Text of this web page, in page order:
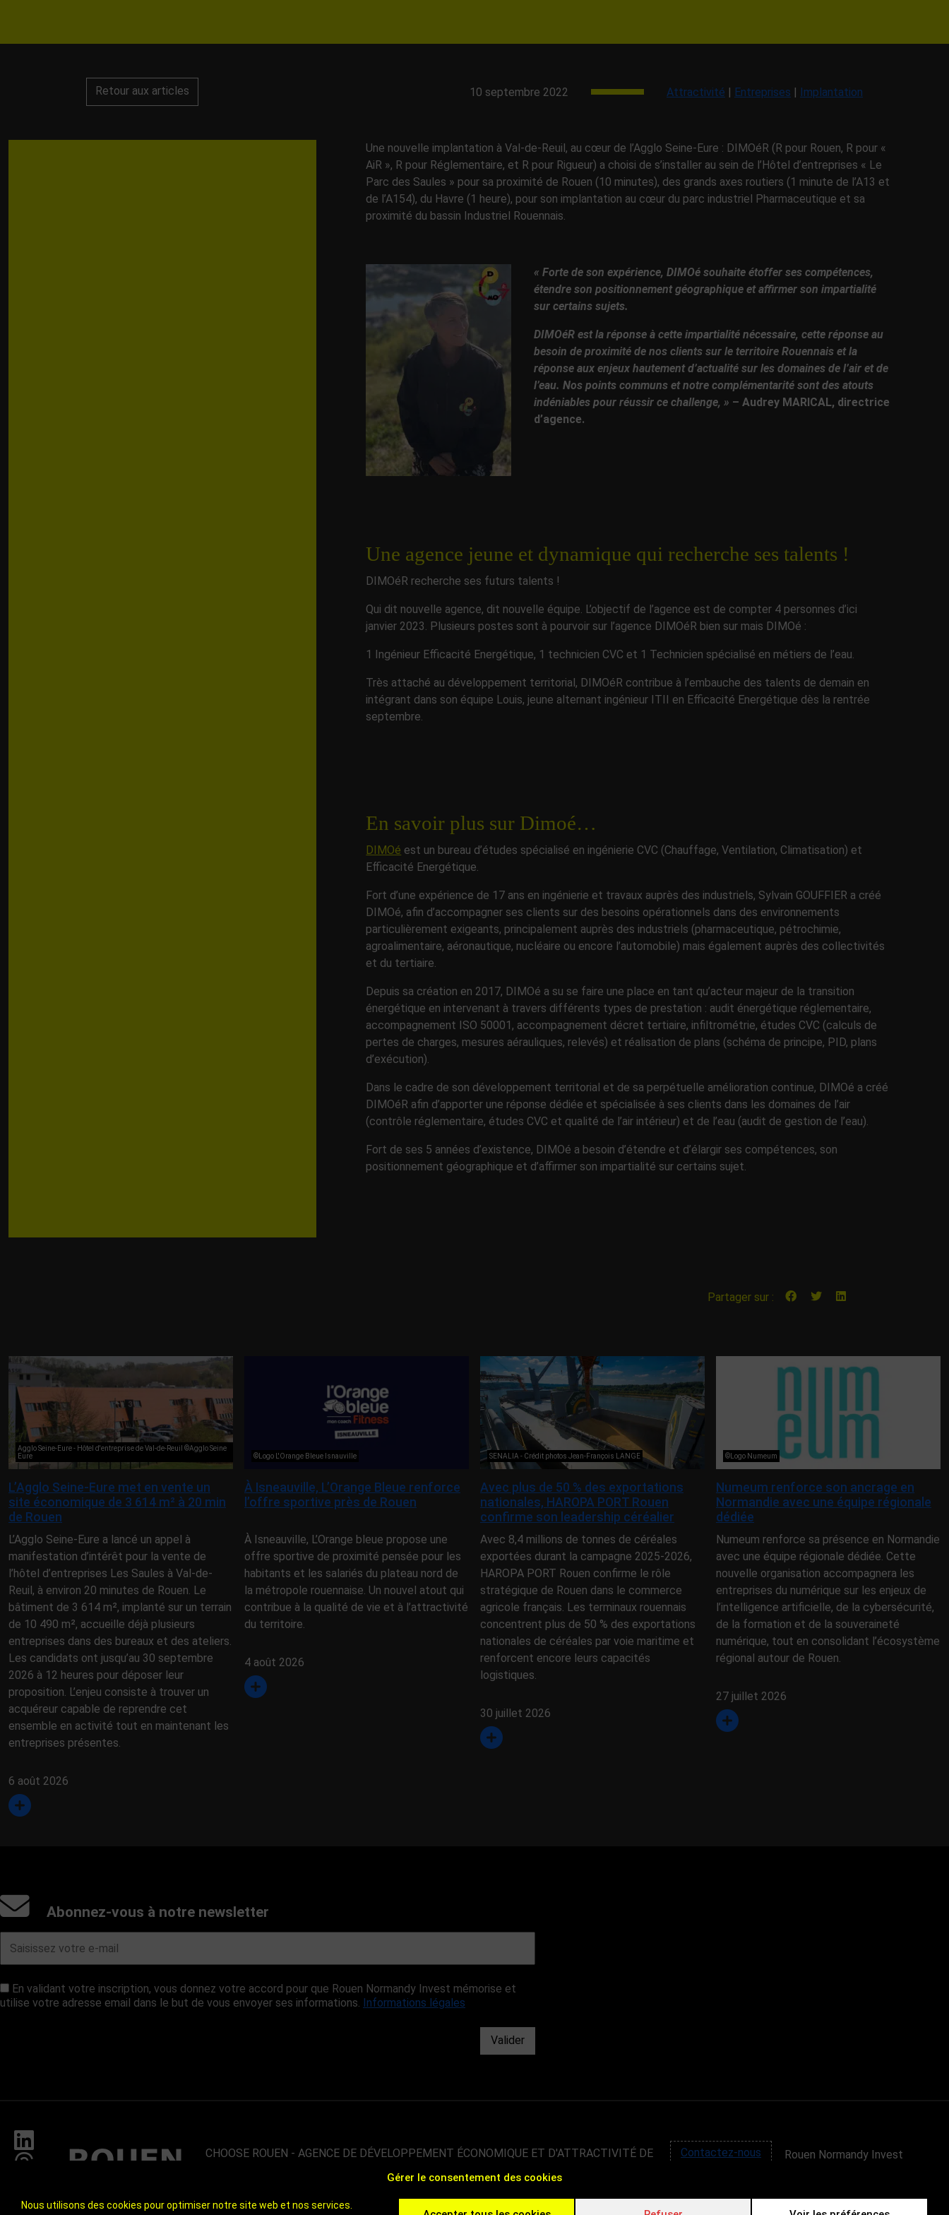
Gérer le consentement des cookies
Nous utilisons des cookies pour optimiser notre site web et nos services.
Retour aux articles 10 septembre 2022 Attractivité | Entreprises | Implantation
Une nouvelle implantation à Val-de-Reuil, au cœur de l’Agglo Seine-Eure : DIMOéR (R pour Rouen, R pour «
AiR », R pour Réglementaire, et R pour Rigueur) a choisi de s’installer au sein de l’Hôtel d’entreprises « Le
Parc des Saules » pour sa proximité de Rouen (10 minutes), des grands axes routiers (1 minute de l’A13 et
de l’A154), du Havre (1 heure), pour son implantation au cœur du parc industriel Pharmaceutique et sa
proximité du bassin Industriel Rouennais.
«Forte de son expérience,DIMOé souhaite étoffer ses compétences,
étendre son positionnement géographique et affirmer son impartialité
sur certains sujets.
DIMOéR est la réponse à cette impartialité nécessaire, cette réponse au
besoin de proximité de nos clients sur le territoire Rouennais et la
réponse aux enjeux hautement d’actualité sur les domaines de l’air et de
l’eau. Nos points communs et notre complémentarité sont des atouts
indéniables pour réussir ce challenge,» – Audrey MARICAL, directrice
d’agence.
Une agence jeune et dynamique qui recherche ses talents !
DIMOéR recherche ses futurs talents !
Qui dit nouvelle agence, dit nouvelle équipe. L’objectif de l’agence est de compter 4 personnes d’ici
janvier 2023. Plusieurs postes sont à pourvoir sur l’agence DIMOéR bien sur mais DIMOé :
1 Ingénieur Efficacité Energétique, 1 technicien CVC et 1 Technicien spécialisé en métiers de l’eau.
Très attaché au développement territorial, DIMOéR contribue à l’embauche des talents de demain en
intégrant dans son équipe Louis, jeune alternant ingénieur ITII en Efficacité Energétique dès la rentrée
septembre.
En savoir plus sur Dimoé…
DIMOé est un bureau d’études spécialisé en ingénierie CVC (Chauffage, Ventilation, Climatisation) et
Efficacité Energétique.
Fort d’une expérience de 17 ans en ingénierie et travaux auprès des industriels, Sylvain GOUFFIER a créé
DIMOé, afin d’accompagner ses clients sur des besoins opérationnels dans des environnements
particulièrement exigeants, principalement auprès des industriels (pharmaceutique, pétrochimie,
agroalimentaire, aéronautique, nucléaire ou encore l’automobile) mais également auprès des collectivités
et du tertiaire.
Depuis sa création en 2017, DIMOé a su se faire une place en tant qu’acteur majeur de la transition
énergétique en intervenant à travers différents types de prestation : audit énergétique réglementaire,
accompagnement ISO 50001, accompagnement décret tertiaire, infiltrométrie, études CVC (calculs de
pertes de charges, mesures aérauliques, relevés) et réalisation de plans (schéma de principe, PID, plans
d’exécution).
Dans le cadre de son développement territorial et de sa perpétuelle amélioration continue, DIMOé a créé
DIMOéR afin d’apporter une réponse dédiée et spécialisée à ses clients dans les domaines de l’air
(contrôle réglementaire, études CVC et qualité de l’air intérieur) et de l’eau (audit de gestion de l’eau).
Fort de ses 5 années d’existence, DIMOé a besoin d’étendre et d’élargir ses compétences, son
positionnement géographique et d’affirmer son impartialité sur certains sujet.
Partager sur :
Agglo Seine-Eure - Hôtel d'entreprise de Val-de-Reuil ©Agglo Seine
Eure
L’Agglo Seine-Eure met en vente un
site économique de 3 614 m² à 20 min
de Rouen
L’Agglo Seine-Eure a lancé un appel à
manifestation d’intérêt pour la vente de
l’hôtel d’entreprises Les Saules à Val-de-
Reuil, à environ 20 minutes de Rouen. Le
bâtiment de 3 614 m², implanté sur un terrain
de 10 490 m², accueille déjà plusieurs
entreprises dans des bureaux et des ateliers.
Les candidats ont jusqu’au 30 septembre
2026 à 12 heures pour déposer leur
proposition. L’enjeu consiste à trouver un
acquéreur capable de reprendre cet
ensemble en activité tout en maintenant les
entreprises présentes.
6 août 2026
©Logo L'Orange Bleue Isnauville
À Isneauville, L’Orange Bleue renforce
l’offre sportive près de Rouen
À Isneauville, L’Orange bleue propose une
offre sportive de proximité pensée pour les
habitants et les salariés du plateau nord de
la métropole rouennaise. Un nouvel atout qui
contribue à la qualité de vie et à l’attractivité
du territoire.
4 août 2026
SENALIA - Crédit photos Jean-François LANGE
Avec plus de 50 % des exportations
nationales, HAROPA PORT Rouen
confirme son leadership céréalier
Avec 8,4 millions de tonnes de céréales
exportées durant la campagne 2025-2026,
HAROPA PORT Rouen confirme le rôle
stratégique de Rouen dans le commerce
agricole français. Les terminaux rouennais
concentrent plus de 50 % des exportations
nationales de céréales par voie maritime et
renforcent encore leurs capacités
logistiques.
30 juillet 2026
©Logo Numeum
Numeum renforce son ancrage en
Normandie avec une équipe régionale
dédiée
Numeum renforce sa présence en Normandie
avec une équipe régionale dédiée. Cette
nouvelle organisation accompagnera les
entreprises du numérique sur les enjeux de
l’intelligence artificielle, de la cybersécurité,
de la formation et de la souveraineté
numérique, tout en consolidant l’écosystème
régional autour de Rouen.
27 juillet 2026
Abonnez-vous à notre newsletter
En validant votre inscription, vous donnez votre accord pour que Rouen Normandy Invest mémorise et
utilise votre adresse email dans le but de vous envoyer ses informations. Informations légales
Valider
CHOOSE ROUEN - AGENCE DE DÉVELOPPEMENT ÉCONOMIQUE ET D'ATTRACTIVITÉ DE
UN TERRITOIRE DE 800 000 HABITANTS
CHOOSE ROUEN - ICI C'EST ROUEN - INVEST IN ROUEN
Contactez-nous
Rouen Normandy Invest